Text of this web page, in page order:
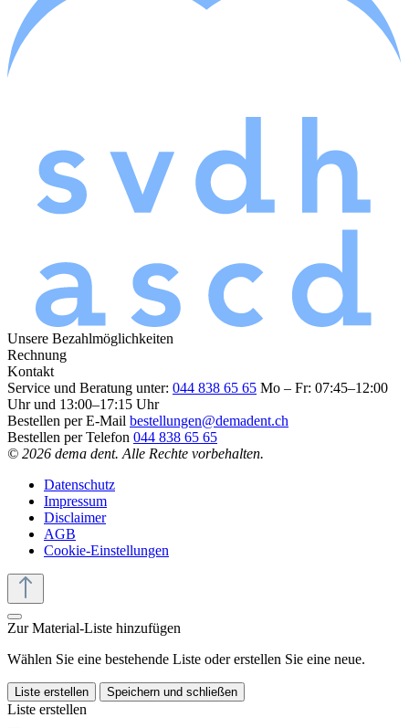
Unsere Bezahlmöglichkeiten
Rechnung
Kontakt
Service und Beratung unter: 044 838 65 65 Mo – Fr: 07:45–12:00
Uhr und 13:00–17:15 Uhr
Bestellen per E-Mail bestellungen@demadent.ch
Bestellen per Telefon 044 838 65 65
© 2026 dema dent. Alle Rechte vorbehalten.
Datenschutz
Impressum
Disclaimer
AGB
Cookie-Einstellungen
Zur Material-Liste hinzufügen
Wählen Sie eine bestehende Liste oder erstellen Sie eine neue.
Liste erstellen Speichern und schließen
Liste erstellen